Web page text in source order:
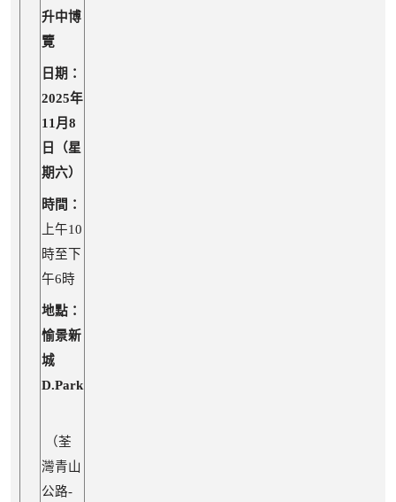
升中博
覽
日期：
2025年
11月8
日（星
期六）
時間：
上午10
時至下
午6時
地點：
愉景新
城
D.Park
（荃
灣青山
公路-